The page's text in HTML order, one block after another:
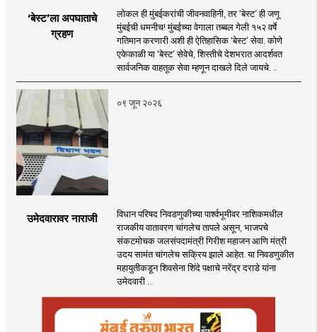
‘बेस्ट’ला अपघाताचे
ग्रहण
लोकल ही मुंबईकरांची जीवनवाहिनी, तर ‘बेस्ट’ ही जणू
मुंबईची धमनीच! मुंबईच्या वेगाला तब्बल गेली १५२ वर्षे
गतिमान करणारी अशी ही ऐतिहासिक ‘बेस्ट’ सेवा. कोणे
एकेकाळी या ‘बेस्ट’ सेवेचे, शिस्तीचे देशभरात आदर्शवत
सार्वजनिक वाहतूक सेवा म्हणून दाखले दिले जायचे. ..
०९ जून २०२६
उमेदवारावर नाराजी
विधान परिषद निवडणुकीच्या पार्श्वभूमीवर नाशिकमधील
राजकीय वातावरण चांगलेच तापले असून, भाजपचे
संकटमोचक जलसंपदामंत्री गिरीश महाजन आणि मंत्री
उदय सामंत चांगलेच सक्रिय झाले आहेत. या निवडणुकीत
महायुतीकडून शिवसेना शिंदे पक्षाचे नरेंद्र दराडे यांना
उमेदवारी ..